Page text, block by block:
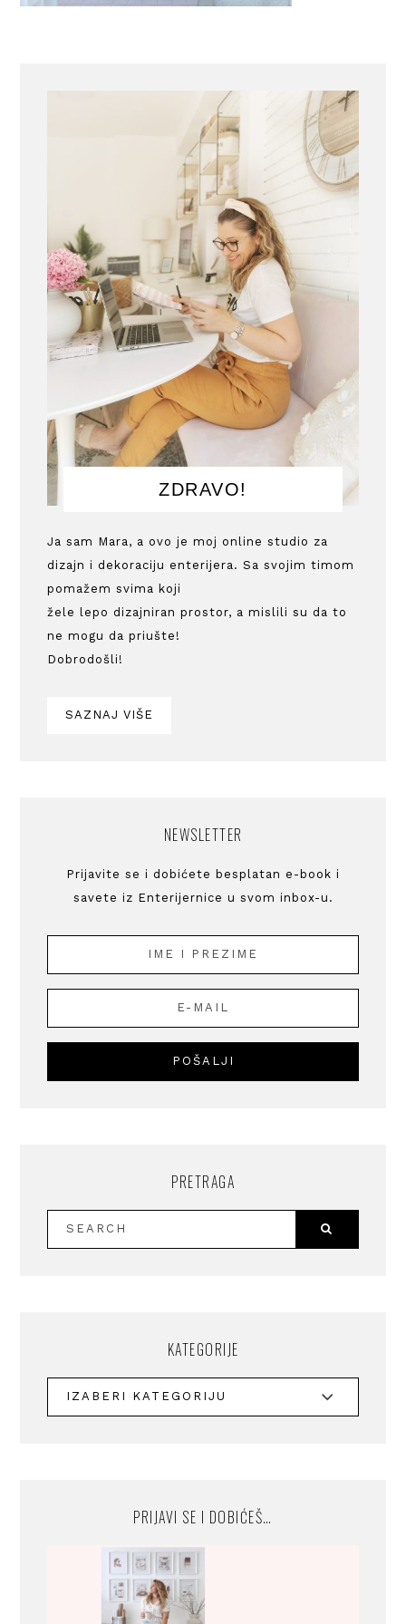
ZDRAVO!
Ja sam Mara, a ovo je moj online studio za
dizajn i dekoraciju enterijera. Sa svojim timom
pomažem svima koji
žele lepo dizajniran prostor, a mislili su da to
ne mogu da priušte!
Dobrodošli!
SAZNAJ VIŠE
NEWSLETTER
Prijavite se i dobićete besplatan e-book i
savete iz Enterijernice u svom inbox-u.
PRETRAGA
KATEGORIJE
PRIJAVI SE I DOBIĆEŠ…